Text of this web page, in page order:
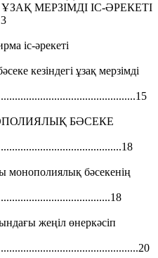
МЕРЗIМДI IС-ӘРЕКЕТI
iс-әрекетi
кезiндегi ұзақ мерзiмдi
БӘСЕКЕ
монополиялық бәсекенiң
жеңiл өнеркәсiп